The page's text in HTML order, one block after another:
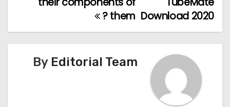
them ? Download 2020
By Editorial Team